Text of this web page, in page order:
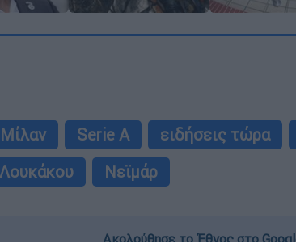
Μίλαν Serie A ειδήσεις τώρα
Νεϊμάρ
Ακολούθησε το Έθνος στο